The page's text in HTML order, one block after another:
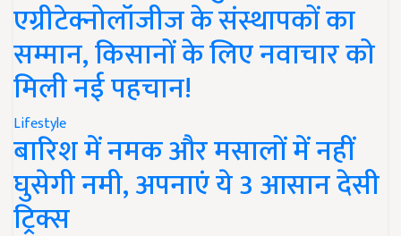
एग्रीटेक्नोलॉजीज के संस्थापकों का
सम्मान, किसानों के लिए नवाचार को
मिली नई पहचान!
Lifestyle
बारिश में नमक और मसालों में नहीं
घुसेगी नमी, अपनाएं ये 3 आसान देसी
ट्रिक्स